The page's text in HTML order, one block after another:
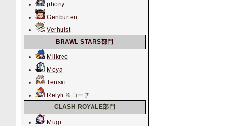
phony
Genburten
Verhulst
BRAWL STARS部門
Milkreo
Moya
Tensai
Relyh ※コーチ
CLASH ROYALE部門
Mugi